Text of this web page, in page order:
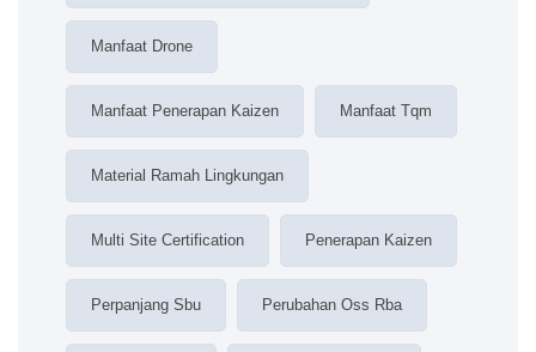
Manfaat Drone
Manfaat Penerapan Kaizen Manfaat Tqm
Material Ramah Lingkungan
Multi Site Certification Penerapan Kaizen
Perpanjang Sbu Perubahan Oss Rba